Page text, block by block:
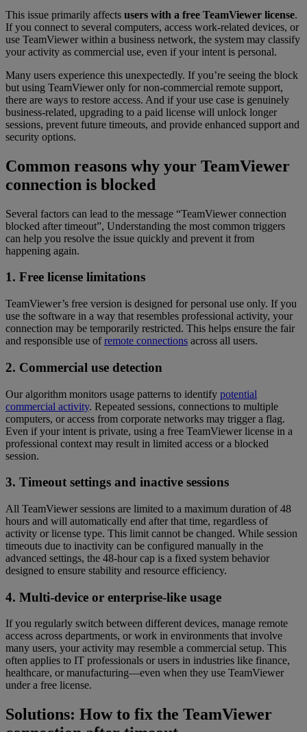
This issue primarily affects users with a free TeamViewer license.
If you connect to several computers, access work-related devices, or
use TeamViewer within a business network, the system may classify
your activity as commercial use, even if your intent is personal.
Many users experience this unexpectedly. If you’re seeing the block
but using TeamViewer only for non-commercial remote support,
there are ways to restore access. And if your use case is genuinely
business-related, upgrading to a paid license will unlock longer
sessions, prevent future timeouts, and provide enhanced support and
security options.
Common reasons why your TeamViewer
connection is blocked
Several factors can lead to the message “TeamViewer connection
blocked after timeout”, Understanding the most common triggers
can help you resolve the issue quickly and prevent it from
happening again.
1. Free license limitations
TeamViewer’s free version is designed for personal use only. If you
use the software in a way that resembles professional activity, your
connection may be temporarily restricted. This helps ensure the fair
and responsible use ofremote connections across all users.
2. Commercial use detection
Our algorithm monitors usage patterns to identify potential
commercial activity. Repeated sessions, connections to multiple
computers, or access from corporate networks may trigger a flag.
Even if your intent is private, using a free TeamViewer license in a
professional context may result in limited access or a blocked
session.
3. Timeout settings and inactive sessions
All TeamViewer sessions are limited to a maximum duration of 48
hours and will automatically end after that time, regardless of
activity or license type. This limit cannot be changed. While session
timeouts due to inactivity can be configured manually in the
advanced settings, the 48-hour cap is a fixed system behavior
designed to ensure stability and resource efficiency.
4. Multi-device or enterprise-like usage
If you regularly switch between different devices, manage remote
access across departments, or work in environments that involve
many users, your activity may resemble a commercial setup. This
often applies to IT professionals or users in industries like finance,
healthcare, or manufacturing—even when they use TeamViewer
under a free license.
Solutions: How to fix the TeamViewer